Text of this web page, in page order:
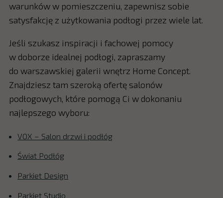
warunków w pomieszczeniu, zapewnisz sobie
satysfakcję z użytkowania podłogi przez wiele lat.
Jeśli szukasz inspiracji i fachowej pomocy
w doborze idealnej podłogi, zapraszamy
do warszawskiej galerii wnętrz Home Concept.
Znajdziesz tam szeroką ofertę salonów
podłogowych, które pomogą Ci w dokonaniu
najlepszego wyboru:
VOX – Salon drzwi i podłóg
Świat Podłóg
Parkiet Design
Parkiet Studio